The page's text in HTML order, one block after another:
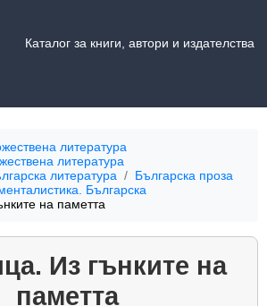
Каталог за книги, автори и издателства
литература
литература
литература
Българска проза
Българска
на паметта
Из гънките на
паметта